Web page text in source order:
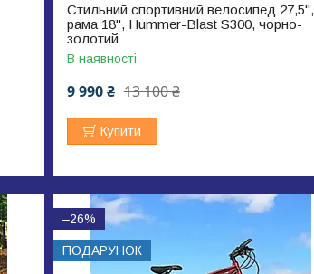
Стильний спортивний велосипед 27,5",
рама 18", Hummer-Blast S300, чорно-
золотий
В наявності
13 100 ₴
9 990 ₴
Купити
–26%
ПОДАРУНОК